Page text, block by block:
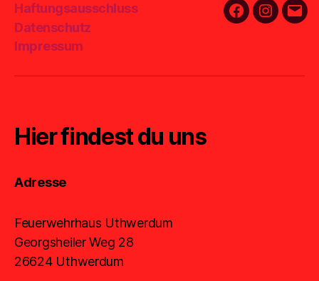
Haftungsausschluss
Datenschutz
Impressum
FacebookE-
Hier findest du uns
Adresse
Feuerwehrhaus Uthwerdum
Georgsheiler Weg 28
26624 Uthwerdum